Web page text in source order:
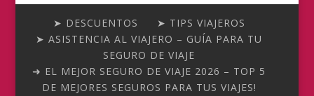
➤ DESCUENTOS
➤ TIPS VIAJEROS
➤ ASISTENCIA AL VIAJERO – GUÍA PARA TU
SEGURO DE VIAJE
➜ EL MEJOR SEGURO DE VIAJE 2026 – TOP 5
DE MEJORES SEGUROS PARA TUS VIAJES!